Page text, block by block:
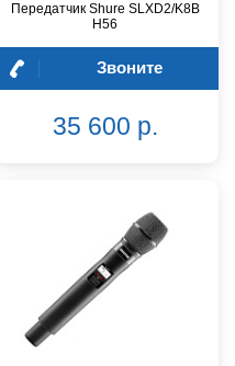
Передатчик Shure SLXD2/K8B
H56
Звоните
35 600 р.